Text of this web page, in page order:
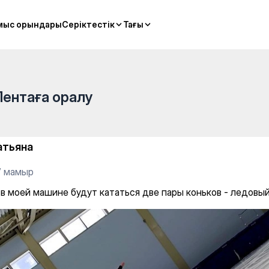
орындарыСеріктестік Тағы
орындарыСеріктестік Тағы
sports
оралу
мамыр
моей машине будут кататься две пары коньков -